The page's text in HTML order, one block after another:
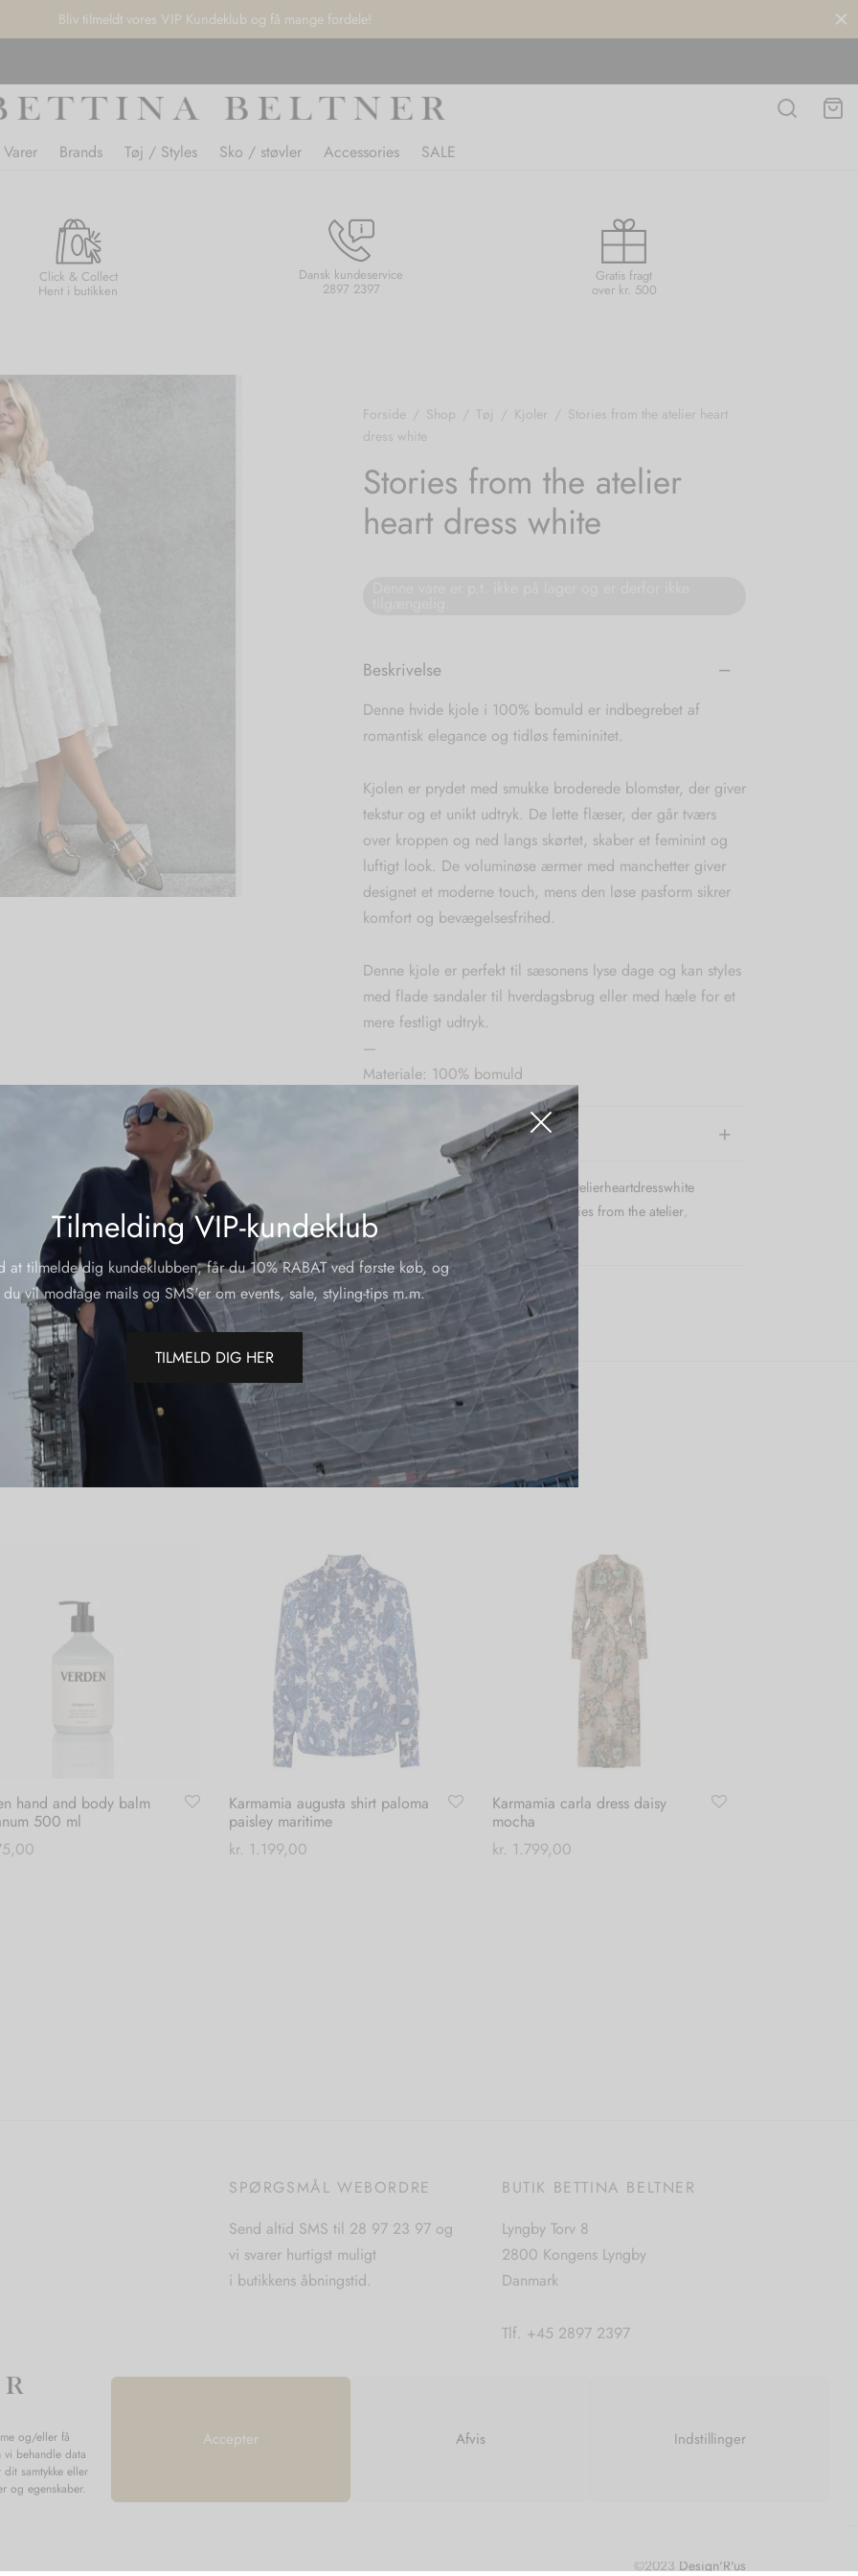
Tilmelding VIP-kundeklub
at tilmelde dig kundeklubben, får du 10% RABAT ved første køb, og
du vil modtage mails og SMS'er om events, sale, styling-tips m.m.
TILMELD DIG HER
og/eller få
behandle data
samtykke eller
og egenskaber.
Accepter Afvis Indstillinger
Bliv tilmeldt vores VIP Kundeklub og få mange fordele!
Brands Tøj / Styles Sko / støvler Accessories SALE
Click & Collect
Hent i butikken
Dansk kundeservice
2897 2397
Gratis fragt
over kr. 500
Forside / Shop / Tøj / Kjoler / Stories from the atelier heart
dress white
Stories from the atelier
heart dress white
Beskrivelse
Denne hvide kjole i 100% bomuld er indbegrebet af
romantisk elegance og tidløs femininitet.
Kjolen er prydet med smukke broderede blomster, der giver
tekstur og et unikt udtryk. De lette flæser, der går tværs
over kroppen og ned langs skørtet, skaber et feminint og
luftigt look. De voluminøse ærmer med manchetter giver
designet et moderne touch, mens den løse pasform sikrer
komfort og bevægelsesfrihed.
Denne kjole er perfekt til sæsonens lyse dage og kan styles
med flade sandaler til hverdagsbrug eller med hæle for et
mere festligt udtryk.
—
Materiale: 100% bomuld
Yderligere information
Varenummer (SKU):
Storiesfromtheatelierheartdresswhite
Kategorier:
, Nye Varer, Stories from the atelier,
Udsalg
Del
hand and body balm
500 ml
Karmamia augusta shirt paloma
paisley maritime
kr. 1.199,00
Karmamia carla dress daisy
mocha
kr. 1.799,00
SPØRGSMÅL WEBORDRE
Send altid SMS til 28 97 23 97 og
vi svarer hurtigst muligt
i butikkens åbningstid.
BUTIK BETTINA BELTNER
Lyngby Torv 8
2800 Kongens Lyngby
Danmark
Tlf. +45 2897 2397
©2023 Design'R'us